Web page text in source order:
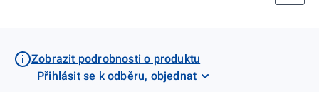
Zobrazit podrobnosti o produktu
Přihlásit se k odběru, objednat